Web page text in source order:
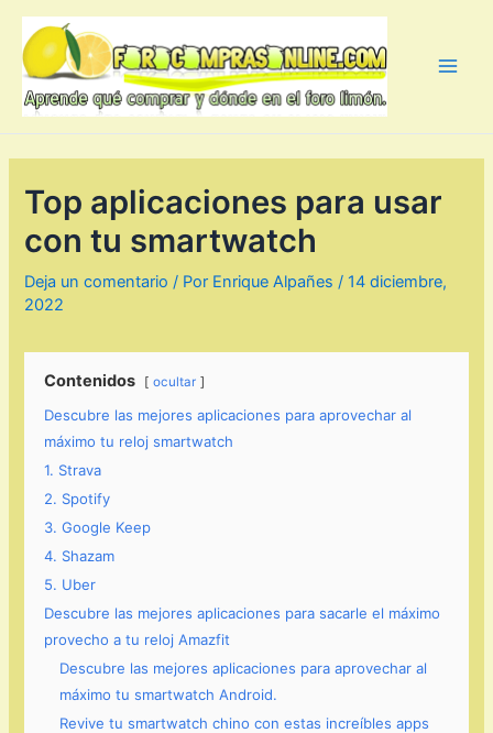
contenido
Top aplicaciones para usar
con tu smartwatch
Deja un comentario / Por Enrique Alpañes /14 diciembre,
2022
Contenidos ocultar
Descubre las mejores aplicaciones para aprovechar al
máximo tu reloj smartwatch
1. Strava
2. Spotify
3. Google Keep
4. Shazam
5. Uber
Descubre las mejores aplicaciones para sacarle el máximo
provecho a tu reloj Amazfit
Descubre las mejores aplicaciones para aprovechar al
máximo tu smartwatch Android.
Revive tu smartwatch chino con estas increíbles apps